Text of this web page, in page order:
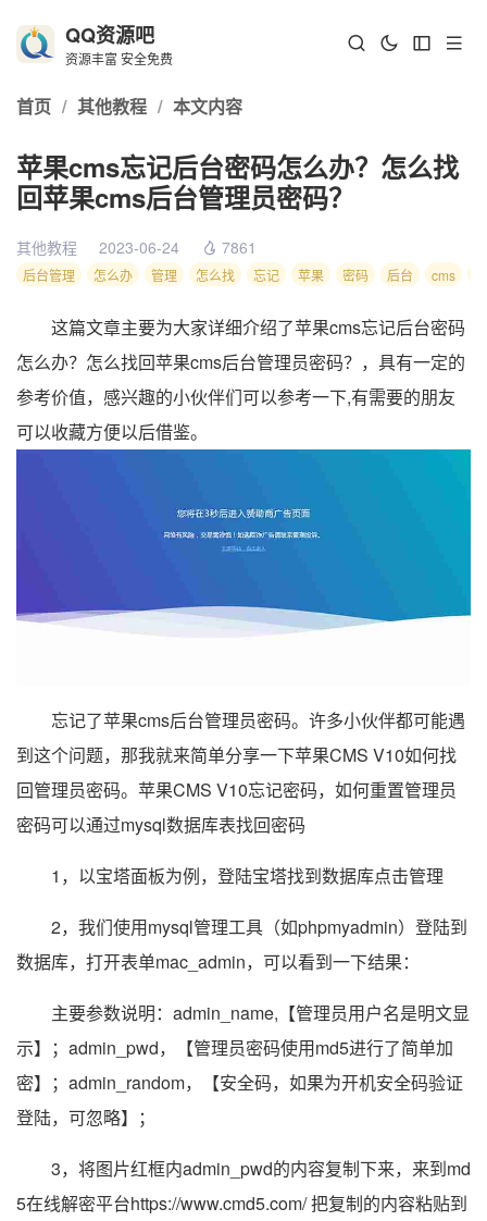
QQ资源吧
资源丰富 安全免费
首页 / 其他教程 / 本文内容
苹果cms忘记后台密码怎么办？怎么找
回苹果cms后台管理员密码？
其他教程 2023-06-24 7861
后台管理 怎么办 管理 怎么找 忘记 苹果 密码 后台 cms
这篇文章主要为大家详细介绍了苹果cms忘记后台密码
怎么办？怎么找回苹果cms后台管理员密码？，具有一定的
参考价值，感兴趣的小伙伴们可以参考一下,有需要的朋友
可以收藏方便以后借鉴。
忘记了苹果cms后台管理员密码。许多小伙伴都可能遇
到这个问题，那我就来简单分享一下苹果CMS V10如何找
回管理员密码。苹果CMS V10忘记密码，如何重置管理员
密码可以通过mysql数据库表找回密码
1，以宝塔面板为例，登陆宝塔找到数据库点击管理
2，我们使用mysql管理工具（如phpmyadmin）登陆到
数据库，打开表单mac_admin，可以看到一下结果：
主要参数说明：admin_name,【管理员用户名是明文显
示】；admin_pwd，【管理员密码使用md5进行了简单加
密】；admin_random，【安全码，如果为开机安全码验证
登陆，可忽略】；
3，将图片红框内admin_pwd的内容复制下来，来到md
5在线解密平台https://www.cmd5.com/ 把复制的内容粘贴到